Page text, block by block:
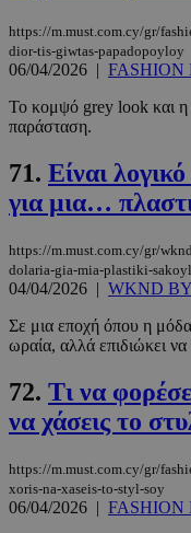
https://m.must.com.cy/gr/
dior-tis-giwtas-papadopoyloy
06/04/2026 | FASHION
Το κομψό grey look και η
παράσταση.
71. Είναι
για μια…
https://m.must.com.cy/gr/
dolaria-gia-mia-plastiki-
04/04/2026 | WKND
Σε μια εποχή όπου η μόδα
ωραία, αλλά επιδιώκει να
72. Τι να
να χάσεις το
https://m.must.com.cy/gr/
xoris-na-xaseis-to-styl-soy
06/04/2026 | FASHION